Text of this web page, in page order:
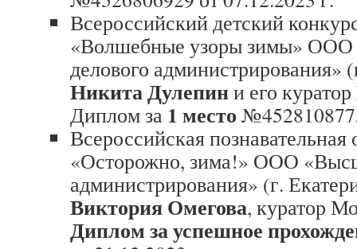
Всероссийский детский
«Волшебные узоры зимы»
делового администрирования»
Никита Дулепини его куратор
Диплом за 1 место
Всероссийская
«Осторожно, зима!» ООО
администрирования» (г.
Виктория Омегова, куратор
Диплом за успешное